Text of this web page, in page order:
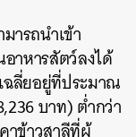
ารถนำเข้า
าหารสัตว์ลงได้
ฉลี่ยอยู่ที่ประมาณ
บาท) ต่ำกว่า